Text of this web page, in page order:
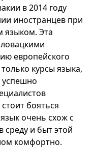
в 2014 году
иностранцев при
языком. Эта
европейского
курсы языка,
успешно
бояться
очень схож с
среду и быт этой
комфортно.